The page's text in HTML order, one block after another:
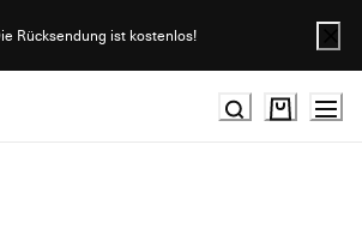
Rücksendung ist kostenlos!